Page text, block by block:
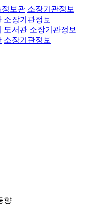
정보관 소장기관정보
소장기관정보
도서관 소장기관정보
소장기관정보
향